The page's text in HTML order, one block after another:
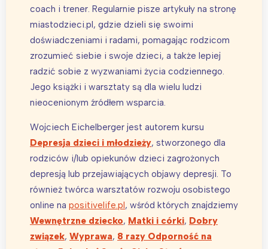
coach i trener. Regularnie pisze artykuły na stronę
miastodzieci.pl, gdzie dzieli się swoimi
doświadczeniami i radami, pomagając rodzicom
zrozumieć siebie i swoje dzieci, a także lepiej
radzić sobie z wyzwaniami życia codziennego.
Jego książki i warsztaty są dla wielu ludzi
nieocenionym źródłem wsparcia.
Wojciech Eichelberger jest autorem kursu
Depresja dzieci i młodzieży, stworzonego dla
rodziców i/lub opiekunów dzieci zagrożonych
depresją lub przejawiających objawy depresji. To
również twórca warsztatów rozwoju osobistego
online na positivelife.pl, wśród których znajdziemy
Wewnętrzne dziecko, Matki i córki, Dobry
związek, Wyprawa, 8 razy Odporność na